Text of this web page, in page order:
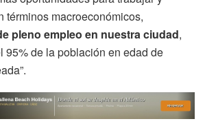
términos macroeconómicos,
pleno empleo en nuestra ciudad,
95% de la población en edad de